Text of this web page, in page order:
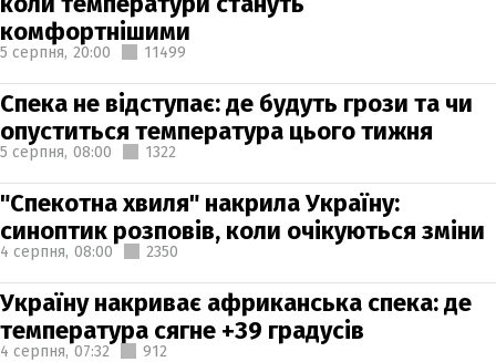
комфортнішими
5 серпня, 20:00 11499
Спека не відступає: де будуть грози та чи
опуститься температура цього тижня
5 серпня, 08:00 1322
"Спекотна хвиля" накрила Україну:
синоптик розповів, коли очікуються зміни
4 серпня, 08:00 2350
Україну накриває африканська спека: де
температура сягне +39 градусів
4 серпня, 07:32 912